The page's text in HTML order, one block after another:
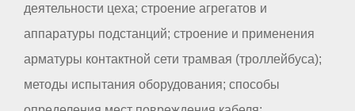
деятельности цеха; строение агрегатов и
аппаратуры подстанций; строение и применения
арматуры контактной сети трамвая (троллейбуса);
методы испытания оборудования; способы